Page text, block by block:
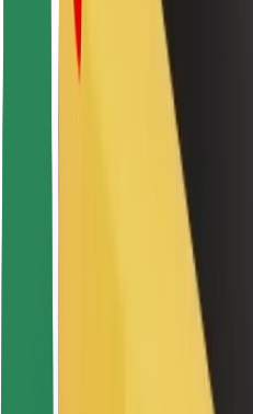
Sigurnost korisnika
Sigurnost vozača
Sigurnost na romobilu
Sigurnosni laboratorij
Gradska rješenja
Bolt stanice za punjenje